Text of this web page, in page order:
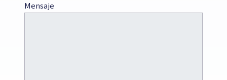
Mensaje